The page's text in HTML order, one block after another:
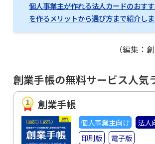
個人事業主が作れる法人カードのおす
を作るメリットから選び方まで紹介し
（編集：
創業手帳の無料サービス人気
創業手帳
個人事業主向け
法人
印刷版
電子版